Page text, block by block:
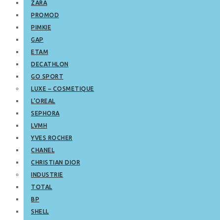
ZARA
PROMOD
PIMKIE
GAP
ETAM
DECATHLON
GO SPORT
LUXE – COSMETIQUE
L’OREAL
SEPHORA
LVMH
YVES ROCHER
CHANEL
CHRISTIAN DIOR
INDUSTRIE
TOTAL
BP
SHELL